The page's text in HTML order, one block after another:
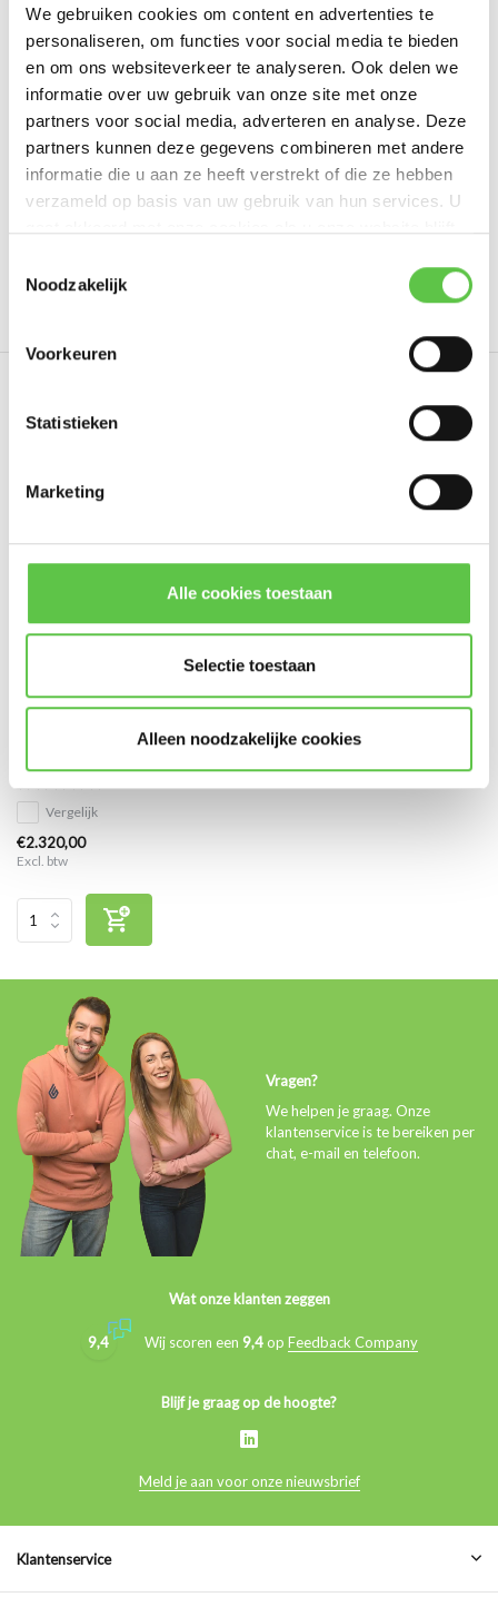
We gebruiken cookies om content en advertenties te
personaliseren, om functies voor social media te bieden
en om ons websiteverkeer te analyseren. Ook delen we
informatie over uw gebruik van onze site met onze
partners voor social media, adverteren en analyse. Deze
partners kunnen deze gegevens combineren met andere
informatie die u aan ze heeft verstrekt of die ze hebben
verzameld op basis van uw gebruik van hun services. U
Noodzakelijk
Voorkeuren
Statistieken
Marketing
Alle cookies toestaan
Selectie toestaan
Alleen noodzakelijke cookies
Based on 0 reviews
Er zijn nog geen reviews geschreven over dit product..
Tags
4301767 Advanced Security License
Cisco Meraki MX67 Advanced
Vergelijk
€2.320,00
Excl. btw
Vragen?
We helpen je graag. Onze
klantenservice is te bereiken per
chat, e-mail en telefoon.
Wat onze klanten zeggen
9,4 Wij scoren een 9,4op Feedback Company
Blijf je graag op de hoogte?
Meld je aan voor onze nieuwsbrief
Klantenservice
Abonneer
* Lees hier de wettelijke beperkingen